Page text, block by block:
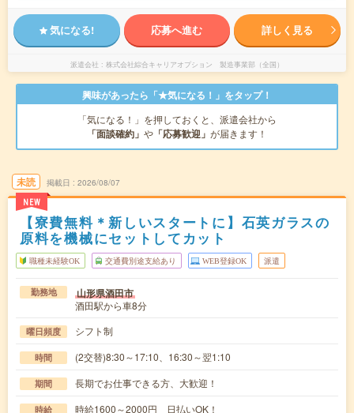
気になる! 応募へ進む 詳しく見る
派遣会社 株式会社綜合キャリアオプション 製造事業部（全国）
興味があったら「★気になる！」をタップ！
「気になる！」を押しておくと、派遣会社から
「面談確約」 や 「応募歓迎」 が届きます！
未読
NEW
掲載日 2026/08/07
【寮費無料＊新しいスタートに】石英ガラスの
原料を機械にセットしてカット
職種未経験OK 交通費別途支給あり WEB登録OK 派遣
勤務地 山形県酒田市
酒田駅から車8分
曜日頻度 シフト制
時間 (2交替)8:30～17:10、16:30～翌1:10
期間 長期でお仕事できる方、大歓迎！
時給 時給1600～2000円 日払いOK！